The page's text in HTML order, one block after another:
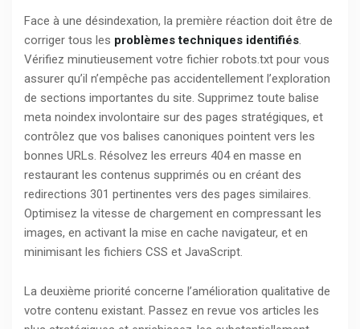
Face à une désindexation, la première réaction doit être de
corriger tous les problèmes techniques identifiés.
Vérifiez minutieusement votre fichier robots.txt pour vous
assurer qu’il n’empêche pas accidentellement l’exploration
de sections importantes du site. Supprimez toute balise
meta noindex involontaire sur des pages stratégiques, et
contrôlez que vos balises canoniques pointent vers les
bonnes URLs. Résolvez les erreurs 404 en masse en
restaurant les contenus supprimés ou en créant des
redirections 301 pertinentes vers des pages similaires.
Optimisez la vitesse de chargement en compressant les
images, en activant la mise en cache navigateur, et en
minimisant les fichiers CSS et JavaScript.
La deuxième priorité concerne l’amélioration qualitative de
votre contenu existant. Passez en revue vos articles les